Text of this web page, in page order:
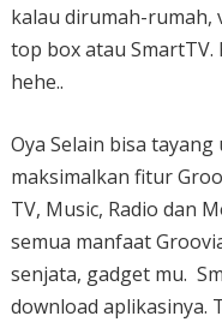
kalau dirumah-rumah,
top box atau SmartTV.
hehe..
Oya Selain bisa
maksimalkan fitur
TV, Music, Radio dan
semua manfaat
senjata, gadget mu.
download aplikasinya.